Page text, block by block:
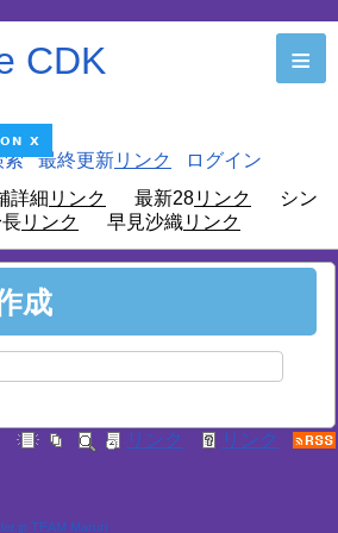
CDK ≡
索 最終更新
ログイン
詳細
最新28
シン
早見沙織
成
TEAM Maruri